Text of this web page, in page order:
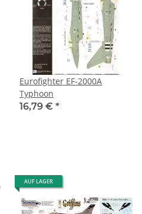
Eurofighter EF-2000A
Typhoon
16,79 € *
AUF LAGER